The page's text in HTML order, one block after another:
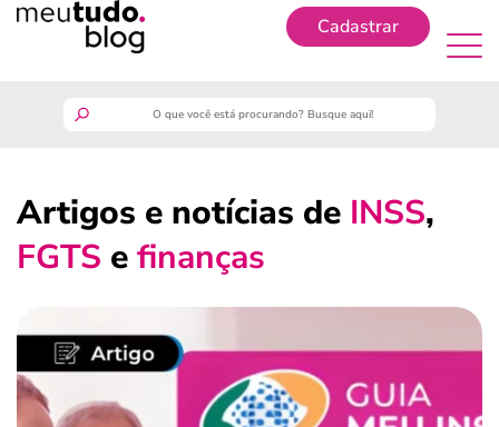
Cadastrar
guia do trabalhador
benefícios
crédito fácil
Artigos e notícias de INSS,
FGTS efinanças